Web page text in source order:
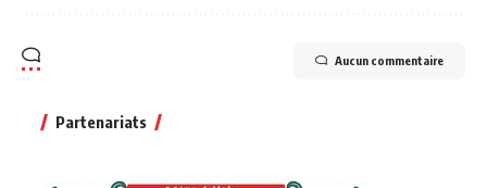
Aucun commentaire
Partenariats